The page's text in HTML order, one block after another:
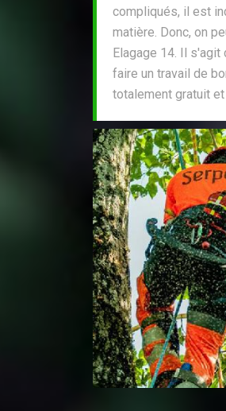
compliqués, il est
matière. Donc, on
Elagage 14. Il
faire un travail de
totalement gratuit